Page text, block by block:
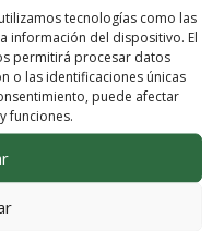
tecnologías como las
información del dispositivo. El
permitirá procesar datos
o las identificaciones únicas
puede afectar
funciones.
en
Atención
en